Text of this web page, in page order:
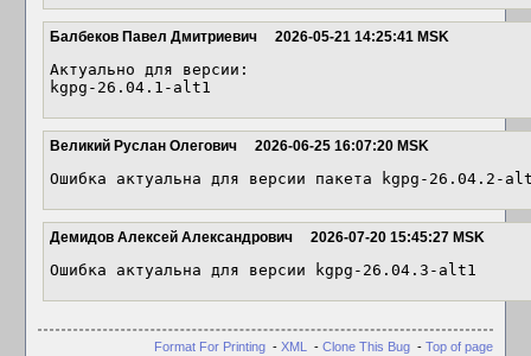
Балбеков Павел Дмитриевич 2026-05-21 14:25:41 MSK
Актуально для версии:
kgpg-26.04.1-alt1
Великий Руслан Олегович 2026-06-25 16:07:20 MSK
Ошибка актуальна для версии пакета kgpg-26.04.2-
Демидов Алексей Александрович 2026-07-20 15:45:27 MSK
Ошибка актуальна для версии kgpg-26.04.3-alt1
Format For Printing - XML - Clone This Bug - Top of page